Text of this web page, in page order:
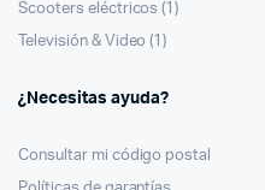
Scooters eléctricos (1)
Televisión & Video (1)
¿Necesitas ayuda?
Consultar mi código postal